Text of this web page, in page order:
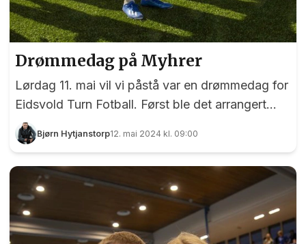
Drømmedag på Myhrer
Lørdag 11. mai vil vi påstå var en drømmedag for
Eidsvold Turn Fotball. Først ble det arrangert
Kickoff for flere hundre barn og deretter var det
toppkamp i Post Nord-ligaen avdeling 2 mellom
hele var det full sommer, noe som selvsagt førte
til stor omsetning av is og brus. De som sto i
kiosken hadde en travel dag. Foto: Bjørn
Hytjanstorp
Bjørn Hytjanstorp12. mai 2024 kl. 09:00